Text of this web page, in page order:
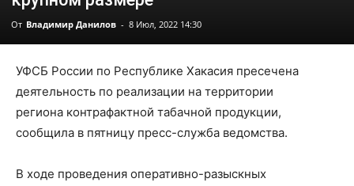
От Владимир Данилов - 8 Июл, 2022 14:30
УФСБ России по Республике Хакасия пресечена
деятельность по реализации на территории
региона контрафактной табачной продукции,
сообщила в пятницу пресс-служба ведомства.
В ходе проведения оперативно-разыскных